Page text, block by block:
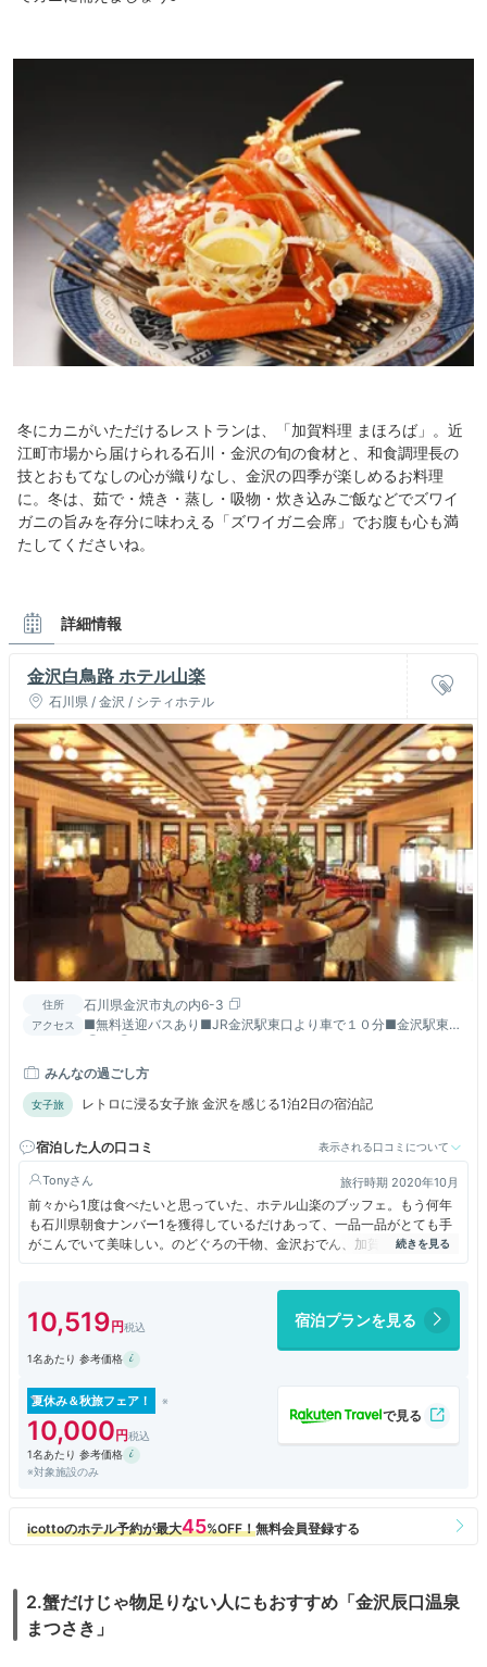
冬にカニがいただけるレストランは、「加賀料理 まほろば」。近
江町市場から届けられる石川・金沢の旬の食材と、和食調理長の
技とおもてなしの心が織りなし、金沢の四季が楽しめるお料理
に。冬は、茹で・焼き・蒸し・吸物・炊き込みご飯などでズワイ
ガニの旨みを存分に味わえる「ズワイガニ会席」でお腹も心も満
たしてくださいね。
詳細情報
金沢白鳥路 ホテル山楽
石川県 / 金沢 / シティホテル
住所 石川県金沢市丸の内6-3
アクセス
■無料送迎バスあり■JR金沢駅東口より車で１０分■金沢駅東口
みんなの過ごし方
女子旅 レトロに浸る女子旅 金沢を感じる1泊2日の宿泊記
宿泊した人の口コミ 表示される口コミについて
Tony 旅行時期 2020年10月
前々から1度は食べたいと思っていた、ホテル山楽のブッフェ。もう何年
も石川県朝食ナンバー1を獲得しているだけあって、一品一品がとても手
がこんでいて美味しい。のどぐろの干物、金沢おでん、加賀野菜のおひた
し、能登牛のコロッケなどなど晩御飯にでてきても遜色ない料理が並んで
10,519 宿泊プランを見る
1名あたり 参考価格
夏休み＆秋旅フェア！
10,000
1名あたり 参考価格
※対象施設のみ
2.蟹だけじゃ物足りない人にもおすすめ「金沢辰口温泉
まつさき」